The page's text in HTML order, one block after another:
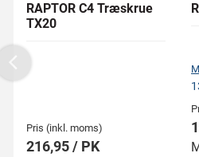
RAPTOR C4 Træskrue
TX20
Pris (inkl. moms)
216,95 / PK
Previous